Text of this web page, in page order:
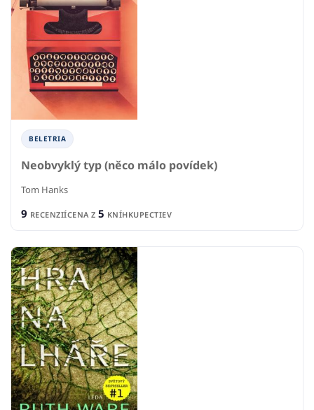
BELETRIA
Neobvyklý typ (něco málo povídek)
Tom Hanks
9 RECENZIÍCENA Z 5 KNÍHKUPECTIEV